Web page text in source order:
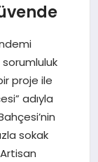
proje ile
adıyla
sokak